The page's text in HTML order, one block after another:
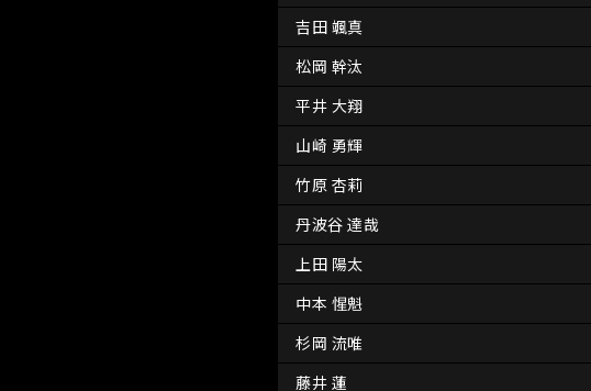
吉田 颯真
松岡 幹汰
平井 大翔
山崎 勇輝
竹原 杏莉
丹波谷 達哉
上田 陽太
中本 惺魁
杉岡 流唯
藤井 蓮